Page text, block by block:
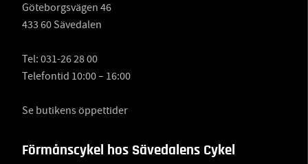
Göteborgsvägen 46
433 60 Sävedalen
Tel: 031-26 28 00
Telefontid 10:00 – 16:00
Se butikens öppettider
Förmånscykel hos Sävedalens Cykel